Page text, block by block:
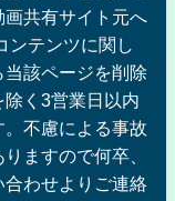
共有サイト元へ
ンテンツに関し
該ページを削除
除く3営業日以内
不慮による事故
ますので何卒、
合わせよりご連絡